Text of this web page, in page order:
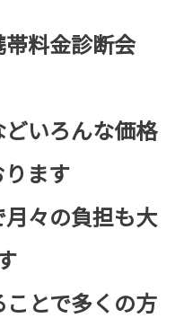
料金診断会
いろんな価格
ます
々の負担も大
とで多くの方